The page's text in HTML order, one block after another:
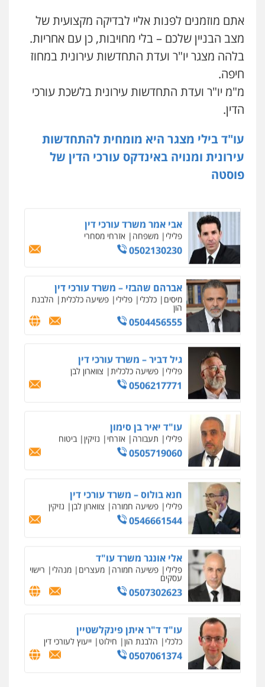
אתם מוזמנים לפנות אליי לבדיקה מקצועית של
מצב הבניין שלכם – בלי מחויבות, כן עם אחריות.
בלהה מצגר יו"ר ועדת התחדשות עירונית במחוז
חיפה.
מ"מ יו"ר ועדת התחדשות עירונית בלשכת עורכי
הדין.
עו"ד בילי מצגר היא מומחית להתחדשות
עירונית ומנויה באינדקס עורכי הדין של
פוסטה
אלי אונגר משרד עו"ד
פלילי פשיעה חמורה מעצרים מנהלי רישוי
עסקים
0507302623
עו"ד ד"ר איתן פינקלשטיין
ייעוץ לעורכי דין
מצגר ושות', חברת עורכי דין
נדל"ן / עסקים משפחה תעבורה כלכלי
אבי אמר משרד עורכי דין
פלילי משפחה אזרחי מסחרי
0502130230
אברהם שהבזי – משרד עורכי דין
מיסים כלכלי פלילי פשיעה כלכלית הלבנת
הון
0504456555
גיל דביר – משרד עורכי דין
פלילי פשיעה כלכלית צווארון לבן
0506217771
עו"ד יאיר בן סימון
פלילי תעבורה אזרחי נזיקין ביטוח
0505719060
חנא בולוס – משרד עורכי דין
פלילי פשיעה חמורה צווארון לבן נזיקין
0546661544
אלי אונגר משרד עו"ד
פלילי פשיעה חמורה מעצרים מנהלי רישוי
עסקים
0507302623
עו"ד ד"ר איתן פינקלשטיין
כלכלי הלבנת הון חילוט ייעוץ לעורכי דין
0507061374
0504578527
רונן הלל – מוניטין
0522508109
0544500346
לעורכי דין
0504062539
עו"ד ד"ר אבי שקד
0544385337